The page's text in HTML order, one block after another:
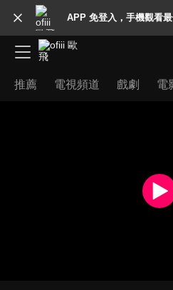
APP 免登入，手機觀看
推薦 電視頻道 戲劇 電